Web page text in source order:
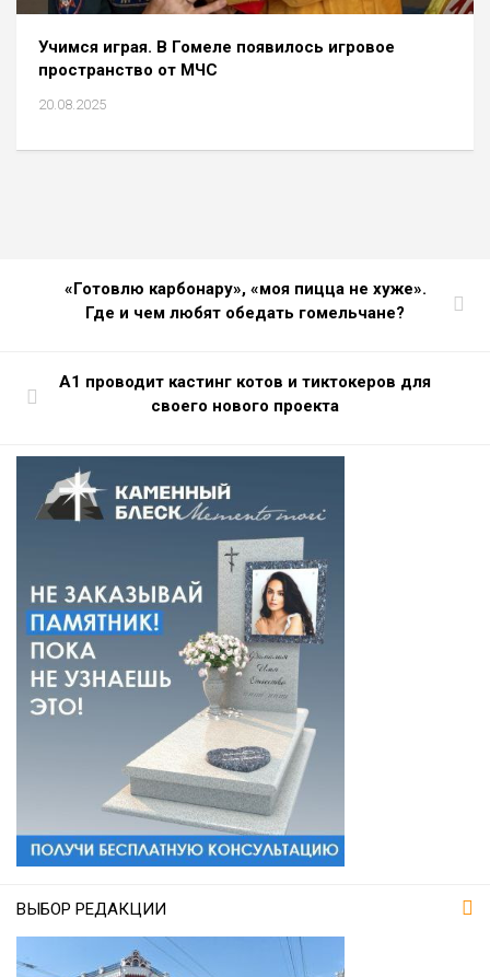
Учимся играя. В Гомеле появилось игровое
пространство от МЧС
20.08.2025
«Готовлю карбонару», «моя пицца не хуже».
Где и чем любят обедать гомельчане?
А1 проводит кастинг котов и тиктокеров для
своего нового проекта
ВЫБОР РЕДАКЦИИ